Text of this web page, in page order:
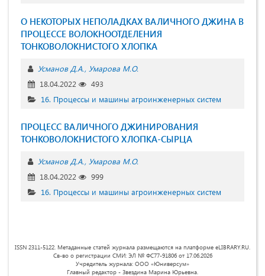
О НЕКОТОРЫХ НЕПОЛАДКАХ ВАЛИЧНОГО ДЖИНА В
ПРОЦЕССЕ ВОЛОКНООТДЕЛЕНИЯ
ТОНКОВОЛОКНИСТОГО ХЛОПКА
Усманов Д.А. Умарова М.О.
18.04.2022
493
16. Процессы и машины агроинженерных систем
ПРОЦЕСС ВАЛИЧНОГО ДЖИНИРОВАНИЯ
ТОНКОВОЛОКНИСТОГО ХЛОПКА-СЫРЦА
Усманов Д.А. Умарова М.О.
18.04.2022
999
16. Процессы и машины агроинженерных систем
ISSN 2311-5122. Метаданные статей журнала размещаются на платформе eLIBRARY.RU.
Св-во о регистрации СМИ: ЭЛ № ФС77-91806 от 17.06.2026
Учредитель журнала: ООО «Юниверсум»
Главный редактор - Звездина Марина Юрьевна.